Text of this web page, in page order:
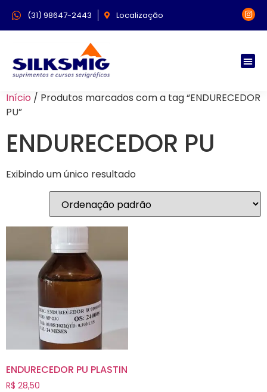
(31) 98647-2443 Localização
Início / Produtos marcados com a tag “ENDURECEDOR
PU”
ENDURECEDOR PU
Exibindo um único resultado
ENDURECEDOR PU PLASTIN
R$ 28,50